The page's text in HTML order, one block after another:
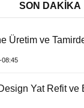
SON DAKİKA
Üretim ve
08:45
Yat Refit ve